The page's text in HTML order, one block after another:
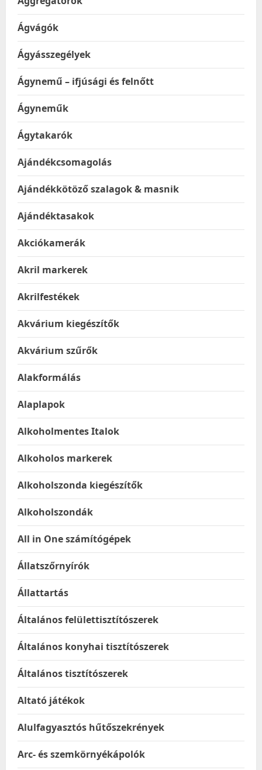
Ágvágók
Ágyásszegélyek
Ágynemű – ifjúsági és felnőtt
Ágyneműk
Ágytakarók
Ajándékcsomagolás
Ajándékkötöző szalagok & masnik
Ajándéktasakok
Akciókamerák
Akril markerek
Akrilfestékek
Akvárium kiegészítők
Akvárium szűrők
Alakformálás
Alaplapok
Alkoholmentes Italok
Alkoholos markerek
Alkoholszonda kiegészítők
Alkoholszondák
All in One számítógépek
Állatszőrnyírók
Állattartás
Általános felülettisztítószerek
Általános konyhai tisztítószerek
Általános tisztítószerek
Altató játékok
Alulfagyasztós hűtőszekrények
Arc- és szemkörnyékápolók